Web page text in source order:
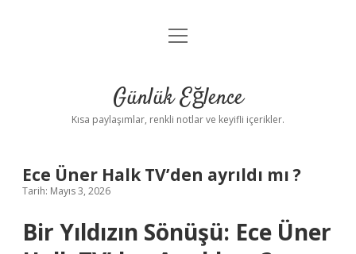
Anasayfa
Yasal Uyarı
menüyü
Günlük Eğlence
Kısa paylaşımlar, renkli notlar ve keyifli içerikler.
Ece Üner Halk TV’den ayrıldı mı ?
Tarih: Mayıs 3, 2026
Bir Yıldızın Sönüşü: Ece Üner